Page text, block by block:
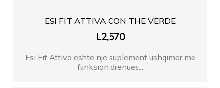
ESI FIT ATTIVA CON THE VERDE
L2,570
Esi Fit Attiva është një suplement ushqimor me
funksion drenues...